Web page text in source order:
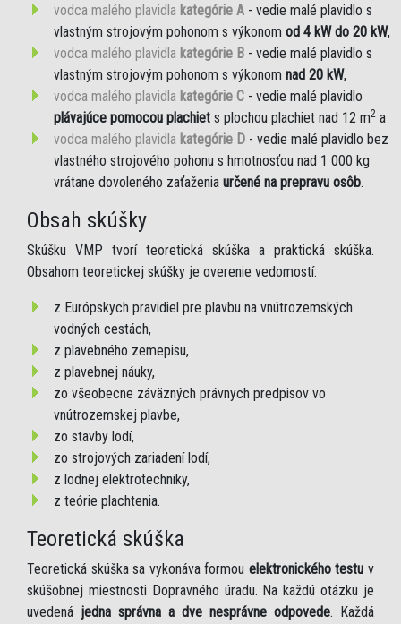
vodca malého plavidla kategórie A - vedie malé plavidlo s
vlastným strojovým pohonom s výkonom od 4 kW do 20 kW,
vodca malého plavidla kategórie B - vedie malé plavidlo s
vlastným strojovým pohonom s výkonom nad 20 kW,
vodca malého plavidla kategórie C - vedie malé plavidlo
plávajúce pomocou plachiet s plochou plachiet nad 12 m2 a
vodca malého plavidla kategórie D - vedie malé plavidlo bez
vlastného strojového pohonu s hmotnosťou nad 1 000 kg
vrátane dovoleného zaťaženia určené na prepravu osôb.
Obsah skúšky
Skúšku VMP tvorí teoretická skúška a praktická skúška.
Obsahom teoretickej skúšky je overenie vedomostí:
z Európskych pravidiel pre plavbu na vnútrozemských
vodných cestách,
z plavebného zemepisu,
z plavebnej náuky,
zo všeobecne záväzných právnych predpisov vo
vnútrozemskej plavbe,
zo stavby lodí,
zo strojových zariadení lodí,
z lodnej elektrotechniky,
z teórie plachtenia.
Teoretická skúška
Teoretická skúška sa vykonáva formou elektronického testu v
skúšobnej miestnosti Dopravného úradu. Na každú otázku je
uvedená jedna správna a dve nesprávne odpovede. Každá